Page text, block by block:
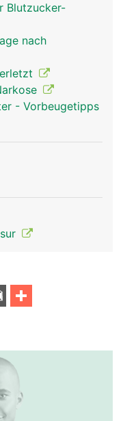
Blutzucker-
nach
- Vorbeugetipps